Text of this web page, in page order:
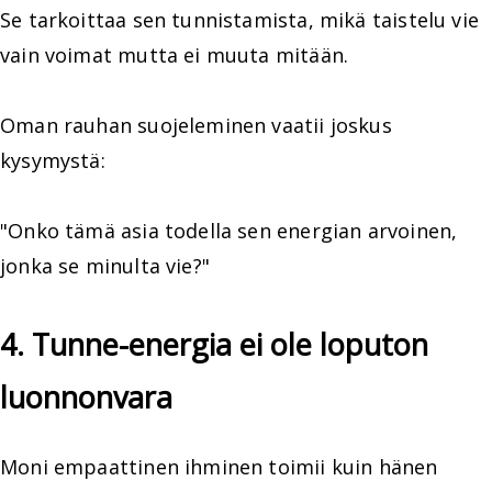
Se tarkoittaa sen tunnistamista, mikä taistelu vie
vain voimat mutta ei muuta mitään.
Oman rauhan suojeleminen vaatii joskus
kysymystä:
"Onko tämä asia todella sen energian arvoinen,
jonka se minulta vie?"
4. Tunne-energia ei ole loputon
luonnonvara
Moni empaattinen ihminen toimii kuin hänen